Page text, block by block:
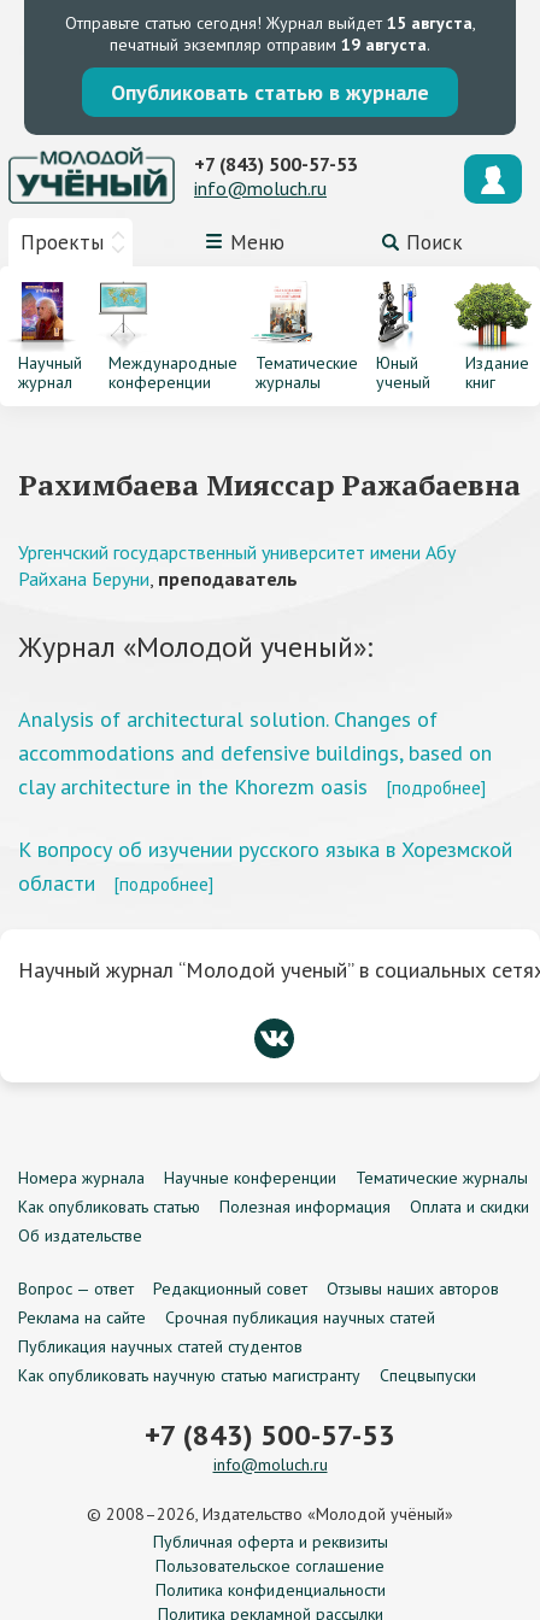
Отправьте статью сегодня! Журнал выйдет15 августа,
печатный экземпляр отправим 19 августа.
Опубликовать статью в журнале
Проекты Меню Поиск
+7 (843) 500-57-53
info@moluch.ru
Научный
журнал
Международные
конференции
Тематические
журналы
Юный
ученый
Издание
книг
Рахимбаева Мияссар Ражабаевна
Ургенчский государственный университет имени Абу
Райхана Беруни, преподаватель
Журнал «Молодой ученый»:
Analysis of architectural solution. Changes of
accommodations and defensive buildings, based on
clay architecture in the Khorezm oasis
[подробнее]
К вопросу об изучении русского языка в Хорезмской
области
[подробнее]
Научный журнал “Молодой ученый” в социальных
Номера журнала Научные конференции
Тематические журналы
Как опубликовать статью
Полезная информация
Оплата и скидки
Об издательстве
Вопрос — ответ Редакционный совет
Отзывы наших авторов
Реклама на сайте
Срочная публикация научных статей
Публикация научных статей студентов
Как опубликовать научную статью магистранту
Спецвыпуски
+7 (843) 500-57-53
info@moluch.ru
© 2008–2026, Издательство «Молодой учёный»
Публичная оферта и реквизиты
Пользовательское соглашение
Политика конфиденциальности
Политика рекламной рассылки